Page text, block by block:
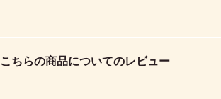
こちらの商品についてのレビュー